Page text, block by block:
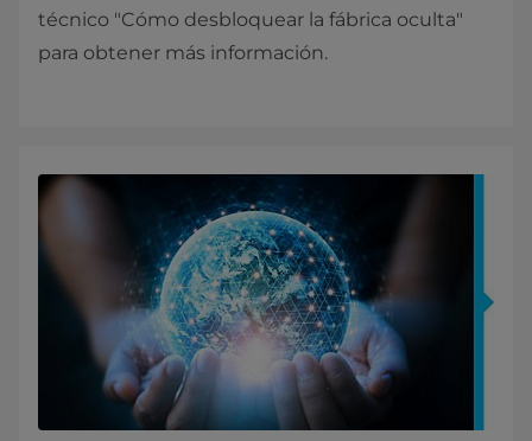
técnico "Cómo desbloquear la fábrica oculta"
para obtener más información.